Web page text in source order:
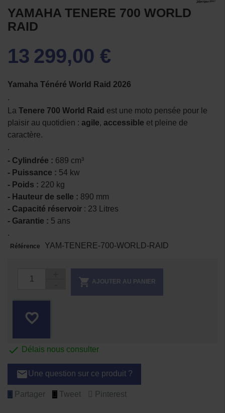
YAMAHA TENERE 700 WORLD
RAID
13 299,00 €
Yamaha Ténéré World Raid 2026
.
La Tenere 700 World Raid est une moto pensée pour le
plaisir au quotidien : agile, accessible et pleine de
caractère.
.
- Cylindrée : 689 cm³
- Puissance : 54 kw
- Poids : 220 kg
- Hauteur de selle : 890 mm
- Capacité réservoir : 23 Litres
- Garantie : 5 ans
.
Référence YAM-TENERE-700-WORLD-RAID
 AJOUTER AU PANIER
favorite_border
 Délais nous consulter
emailUne question sur ce produit ?
Partager Tweet Pinterest